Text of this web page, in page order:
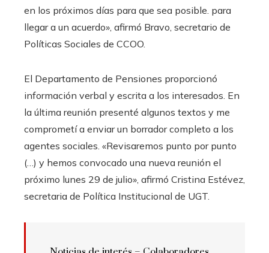
en los próximos días para que sea posible. para
llegar a un acuerdo», afirmó Bravo, secretario de
Políticas Sociales de CCOO.
El Departamento de Pensiones proporcionó
información verbal y escrita a los interesados. En
la última reunión presenté algunos textos y me
comprometí a enviar un borrador completo a los
agentes sociales. «Revisaremos punto por punto
(…) y hemos convocado una nueva reunión el
próximo lunes 29 de julio», afirmó Cristina Estévez,
secretaria de Política Institucional de UGT.